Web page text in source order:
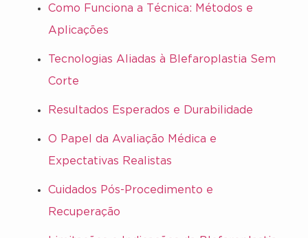
Como Funciona a Técnica: Métodos e
Aplicações
Tecnologias Aliadas à Blefaroplastia Sem
Corte
Resultados Esperados e Durabilidade
O Papel da Avaliação Médica e
Expectativas Realistas
Cuidados Pós-Procedimento e
Recuperação